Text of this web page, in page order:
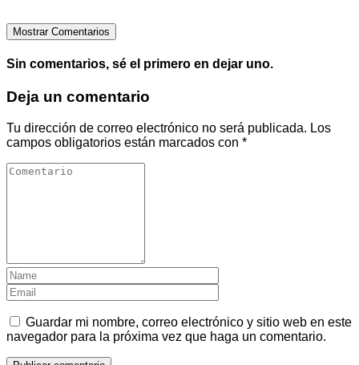
Mostrar Comentarios
Sin comentarios, sé el primero en dejar uno.
Deja un comentario
Tu dirección de correo electrónico no será publicada. Los
campos obligatorios están marcados con *
Guardar mi nombre, correo electrónico y sitio web en este
navegador para la próxima vez que haga un comentario.